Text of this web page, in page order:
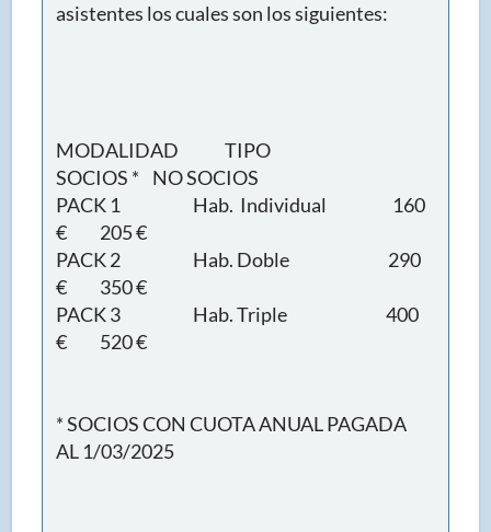
asistentes los cuales son los siguientes:
MODALIDAD TIPO
SOCIOS * NO SOCIOS
PACK 1 Hab. Individual 160
€ 205 €
PACK 2 Hab. Doble 290
€ 350 €
PACK 3 Hab. Triple 400
€ 520 €
* SOCIOS CON CUOTA ANUAL PAGADA
AL 1/03/2025